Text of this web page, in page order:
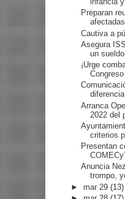
Preparan
Cautiva a
Asegura
un sueldo
¡Urge
Arranca
2022 del
criterios
Presentan
Anuncia
trompo,
► mar 29(13)